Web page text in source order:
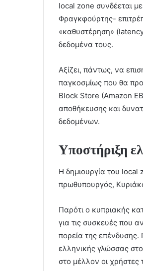
local zone συνδέεται
Φραγκφούρτης-
«καθυστέρηση»
δεδομένα τους.
Αξίζει, πάντως, να
παγκοσμίως που θα
Block Store (Amazon
αποθήκευσης και
δεδομένων.
Υποστήριξη
Η δημιουργία του local
πρωθυπουργός,
Παρότι ο κυπριακής
για τις συσκευές που
πορεία της
ελληνικής γλώσσας
στο μέλλον οι